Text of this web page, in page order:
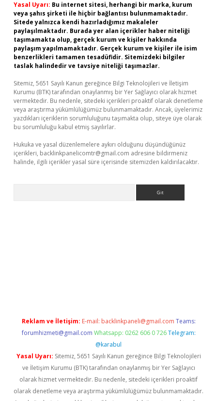
Yasal Uyarı: Bu internet sitesi, herhangi bir marka, kurum
veya şahıs şirketi ile hiçbir bağlantısı bulunmamaktadır.
Sitede yalnızca kendi hazırladığımız makaleler
paylaşılmaktadır. Burada yer alan içerikler haber niteliği
taşımamakta olup, gerçek kurum ve kişiler hakkında
paylaşım yapılmamaktadır. Gerçek kurum ve kişiler ile isim
benzerlikleri tamamen tesadüfidir. Sitemizdeki bilgiler
taslak halindedir ve tavsiye niteliği taşımazlar.
Sitemiz, 5651 Sayılı Kanun gereğince Bilgi Teknolojileri ve İletişim
Kurumu (BTK) tarafından onaylanmış bir Yer Sağlayıcı olarak hizmet
vermektedir. Bu nedenle, sitedeki içerikleri proaktif olarak denetleme
veya araştırma yükümlülüğümüz bulunmamaktadır. Ancak, üyelerimiz
yazdıkları içeriklerin sorumluluğunu taşımakta olup, siteye üye olarak
bu sorumluluğu kabul etmiş sayılırlar.
Hukuka ve yasal düzenlemelere aykırı olduğunu düşündüğünüz
içerikleri, backlinkpanelicomtr@gmail.com adresine bildirmeniz
halinde, ilgili içerikler yasal süre içerisinde sitemizden kaldırılacaktır.
Reklam ve İletişim: E-mail: backlinkpaneli@gmail.com Teams:
forumhizmeti@gmail.com Whatsapp: 0262 606 0 726 Telegram:
@karabul
Yasal Uyarı: Sitemiz, 5651 Sayılı Kanun gereğince Bilgi Teknolojileri
ve İletişim Kurumu (BTK) tarafından onaylanmış bir Yer Sağlayıcı
olarak hizmet vermektedir. Bu nedenle, sitedeki içerikleri proaktif
olarak denetleme veya araştırma yükümlülüğümüz bulunmamaktadır.